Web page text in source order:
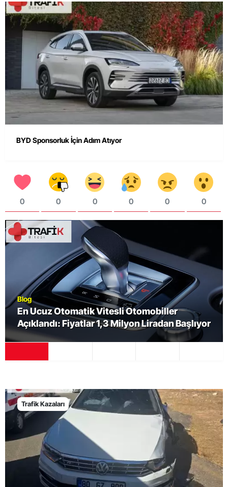
BYD Sponsorluk İçin Adım Atıyor
0 0 0 0 0 0
Otomatik Vitesli Otomobiller
Fiyatlar 1,3 Milyon Liradan Başlıyor
Blog
"Hurda
sefer
Trafik Kazaları